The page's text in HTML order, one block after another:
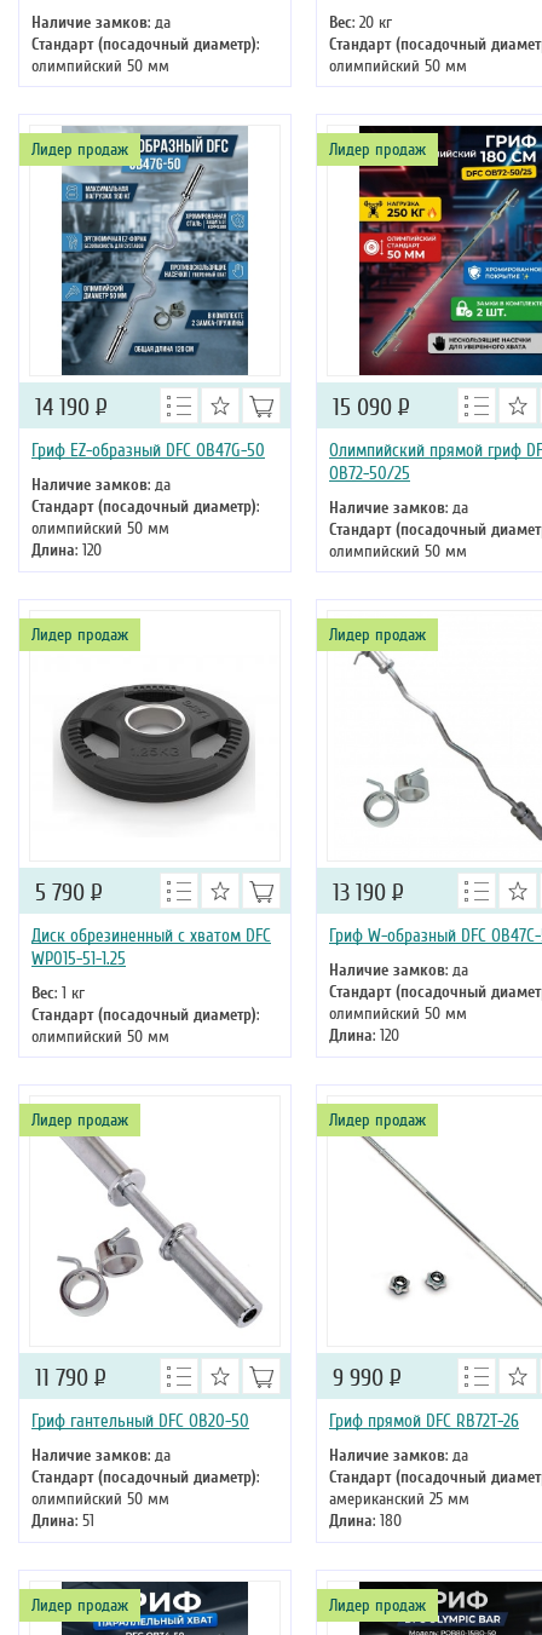
Наличие замков: да
Стандарт (посадочный диаметр):
олимпийский 50 мм
Длина: 180
Вес: 20 кг
Стандарт (посадочный
олимпийский 50 мм
Лидер продаж
Гриф EZ-образный DFC OB47G-50
Наличие замков: да
Стандарт (посадочный диаметр):
олимпийский 50 мм
Длина: 120
14 190 Р
Лидер продаж
Олимпийский прямой гриф
OB72-50/25
Наличие замков: да
Стандарт (посадочный
олимпийский 50 мм
Длина: 180
15 090 Р
Лидер продаж
Диск обрезиненный с хватом DFC
WP015-51-1.25
Вес: 1 кг
Стандарт (посадочный диаметр):
олимпийский 50 мм
5 790 Р
Лидер продаж
Гриф W-образный DFC
Наличие замков: да
Стандарт (посадочный
олимпийский 50 мм
Длина: 120
13 190 Р
Лидер продаж
Гриф гантельный DFC OB20-50
Наличие замков: да
Стандарт (посадочный диаметр):
олимпийский 50 мм
Длина: 51
11 790 Р
Лидер продаж
Гриф прямой DFC RB72T-26
Наличие замков: да
Стандарт (посадочный
американский 25 мм
Длина: 180
9 990 Р
Лидер продаж Лидер продаж